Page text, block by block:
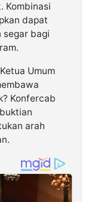
Kombinasi
dapat
segar bagi
Umum
Konfercab
arah